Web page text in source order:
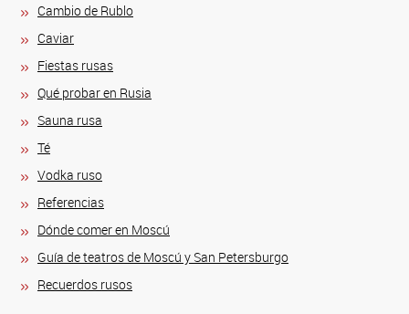
Cambio de Rublo
Caviar
Fiestas rusas
Qué probar en Rusia
Sauna rusa
Té
Vodka ruso
Referencias
Dónde comer en Moscú
Guía de teatros de Moscú y San Petersburgo
Recuerdos rusos